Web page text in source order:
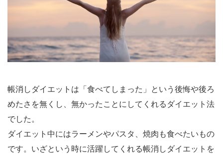
帳消しダイエットは「食べてしまった」という後悔や後ろ
めたさを無くし、無かったことにしてくれるダイエット法
でした。
ダイエット中にはラーメンやパスタ、焼肉も食べたいもの
です。いざという時に活躍してくれる帳消しダイエットを